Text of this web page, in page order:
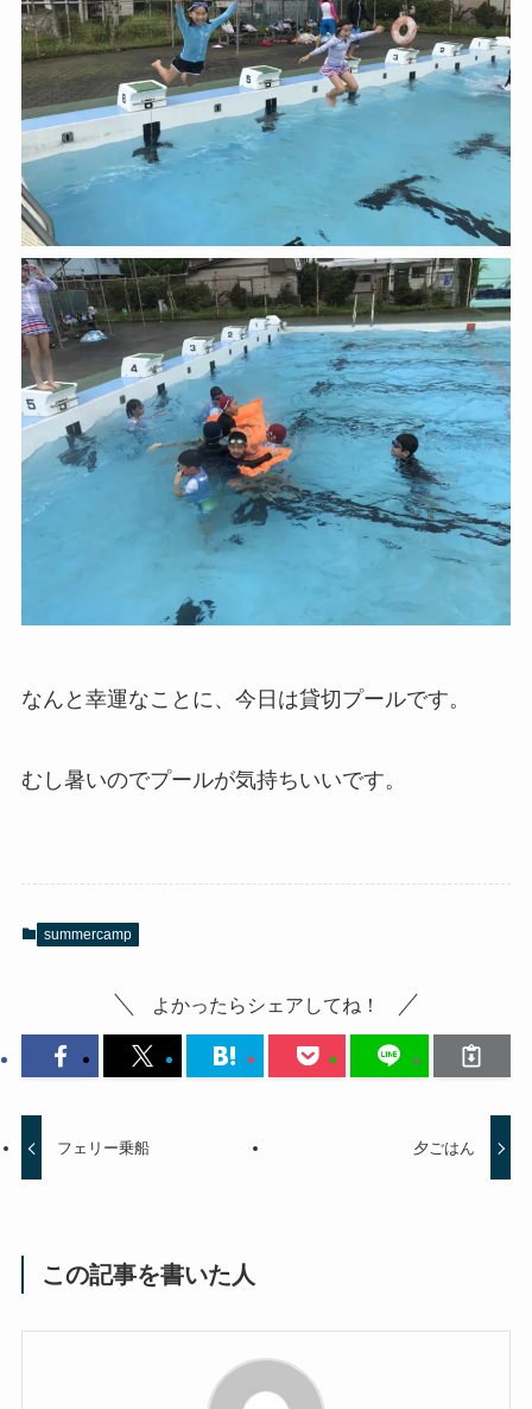
なんと幸運なことに、今日は貸切プールです。
むし暑いのでプールが気持ちいいです。
summercamp
よかったらシェアしてね！
フェリー乗船 夕ごはん
この記事を書いた人